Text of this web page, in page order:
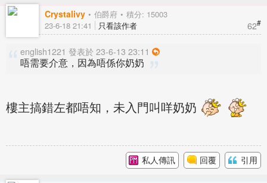
Crystalivy 伯爵府 積分: 15003
62#
23-6-18 21:41 只看該作者
english1221 發表於 23-6-13 23:11
唔需要介意，因為唔係你奶奶
樓主搞錯左都唔知，未入門叫咩奶奶
私人傳訊 回覆 引用